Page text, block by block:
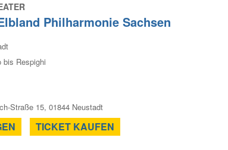
Philharmonie Sachsen
bis Respighi
Straße 15, 01844 Neustadt
TICKET KAUFEN